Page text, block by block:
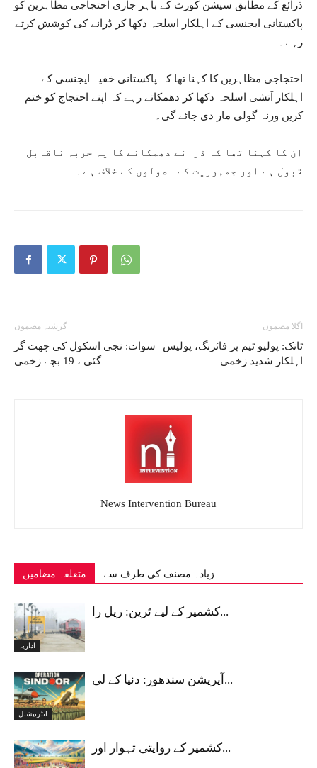
ذرائع کے مطابق سیشن کورٹ کے باہر جاری احتجاجی مظاہرین کو
پاکستانی ایجنسی کے اہلکار اسلحہ دکھا کر ڈرانے کی کوشش کرتے
رہے۔
احتجاجی مظاہرین کا کہنا تھا کہ پاکستانی خفیہ ایجنسی کے
اہلکار آتشی اسلحہ دکھا کر دھمکاتے رہے کہ اپنے احتجاج کو ختم
کریں ورنہ گولی مار دی جائے گی۔
ان کا کہنا تھا کہ ڈرانے دھمکانے کا یہ حربہ ناقابل
قبول ہے اور جمہوریت کے اصولوں کے خلاف ہے۔
گزشتہ مضمون
سوات: نجی اسکول کی چھت گر
گئی ، 19 بچے زخمی
اگلا مضمون
ٹانک: پولیو ٹیم پر فائرنگ، پولیس
اہلکار شدید زخمی
News Intervention Bureau
متعلقہ مضامین زیادہ مصنف کی طرف سے
اداریہ
کشمیر کے لیے ٹرین: ریل را...
انٹرنیشنل
آپریشن سندھور: دنیا کے لی...
کشمیر کے روایتی تہوار اور...